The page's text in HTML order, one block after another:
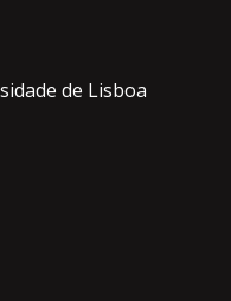
de Lisboa